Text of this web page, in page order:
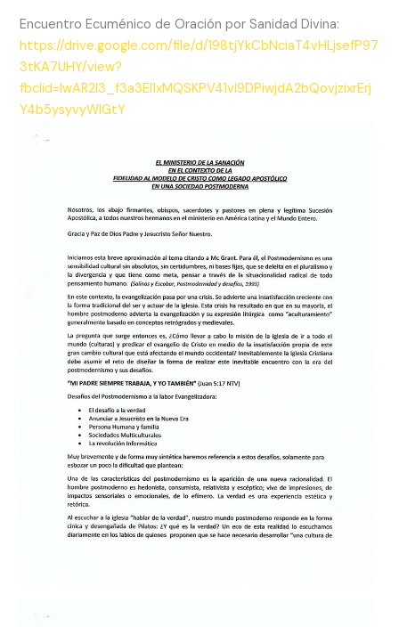
Encuentro Ecuménico de Oración por Sanidad Divina:
https://drive.google.com/file/d/198tjYkCbNciaT4vHLjsefP97
3tKA7UHY/view?
fbclid=IwAR2I3_f3a3El1xMQSKPV41vl9DPiwjdA2bQovjzixrErj
Y4b5ysyvyWIGtY